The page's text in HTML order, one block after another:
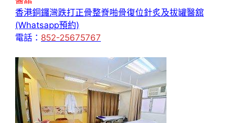
香港銅鑼灣跌打正骨整脊啪骨復位針炙及拔罐醫舘
(Whatsapp預約)
電話： 852-25675767